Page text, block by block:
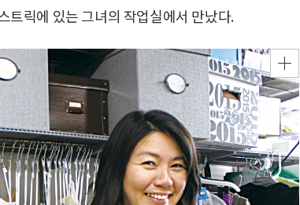
트릭에 있는 그녀의 작업실에서 만났다.